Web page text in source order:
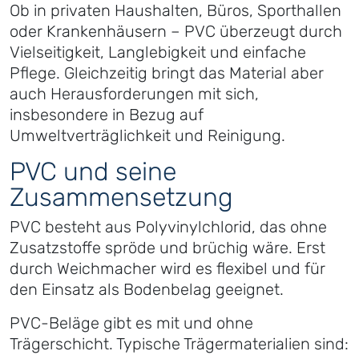
Ob in privaten Haushalten, Büros, Sporthallen
oder Krankenhäusern – PVC überzeugt durch
Vielseitigkeit, Langlebigkeit und einfache
Pflege. Gleichzeitig bringt das Material aber
auch Herausforderungen mit sich,
insbesondere in Bezug auf
Umweltverträglichkeit und Reinigung.
PVC und seine
Zusammensetzung
PVC besteht aus Polyvinylchlorid, das ohne
Zusatzstoffe spröde und brüchig wäre. Erst
durch Weichmacher wird es flexibel und für
den Einsatz als Bodenbelag geeignet.
PVC-Beläge gibt es mit und ohne
Trägerschicht. Typische Trägermaterialien sind: